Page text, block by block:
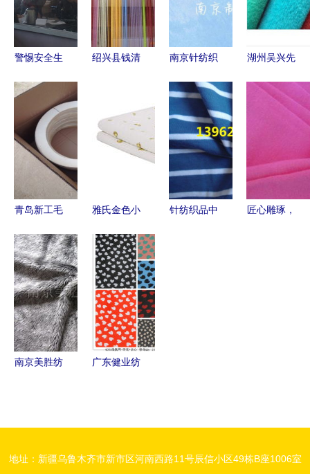
警惕安全生
织厂操作规
范与员工健
康管理的重
要性
绍兴县钱清
品，织就品
质与信誉
南京针纺织
概览与消费
指南
湖州吴兴先
纺织行业的
青岛新工毛
密封的
6mm针纺
织品解决方
案
雅氏金色小
JL2231W
冬日暖意与
童趣印花的
美好融合
针纺织品中
匠心雕琢，
南京美胜纺
广东健业纺
针纺织品选
地址：新疆乌鲁木齐市新市区河南西路11号辰信小区49栋B座1006室